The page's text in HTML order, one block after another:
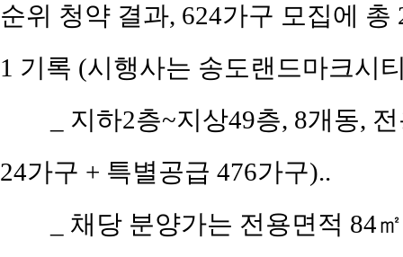
순위 청약 결과, 624가구 모집에
1 기록 (시행사는 송도랜드마크시
지하2층~지상49층, 8개동,
24가구 + 특별공급 476가구)..
채당 분양가는 전용면적 84